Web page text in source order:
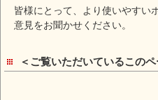
皆様にとって、より使いやすい
意見をお聞かせください。
＜ご覧いただいているこの